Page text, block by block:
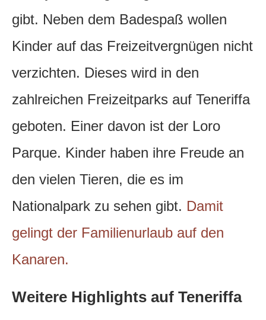
gibt. Neben dem Badespaß wollen
Kinder auf das Freizeitvergnügen nicht
verzichten. Dieses wird in den
zahlreichen Freizeitparks auf Teneriffa
geboten. Einer davon ist der Loro
Parque. Kinder haben ihre Freude an
den vielen Tieren, die es im
Nationalpark zu sehen gibt. Damit
gelingt der Familienurlaub auf den
Kanaren.
Weitere Highlights auf Teneriffa